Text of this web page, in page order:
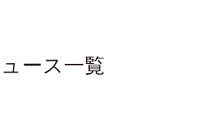
ース一覧